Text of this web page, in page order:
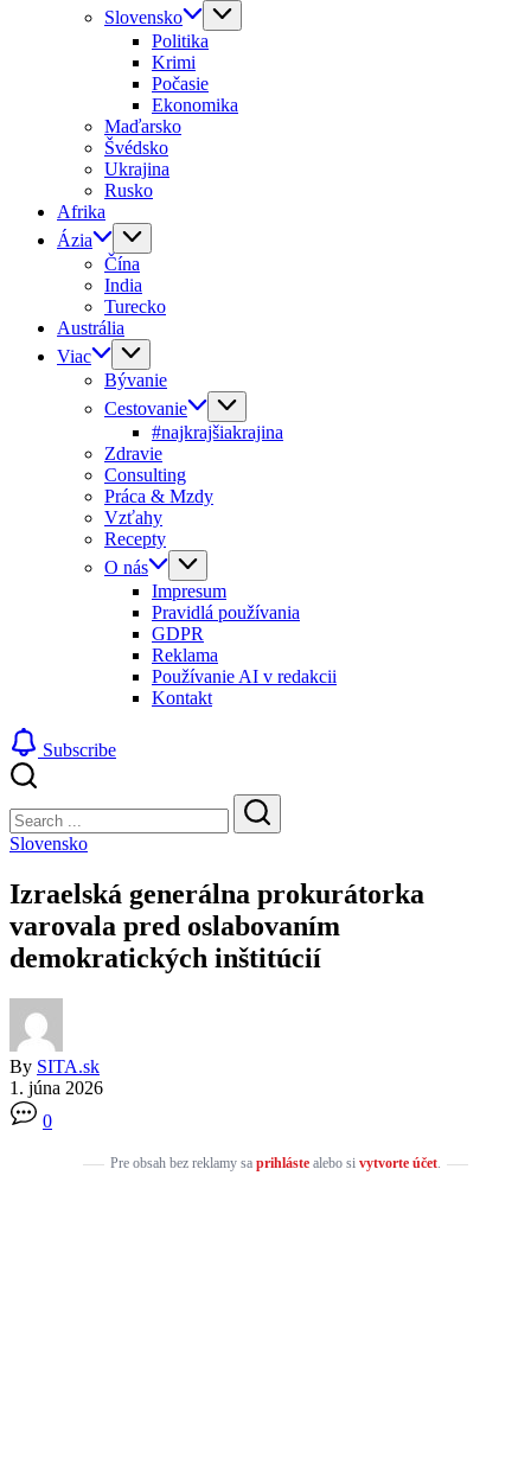
Slovensko
Politika
Krimi
Počasie
Ekonomika
Maďarsko
Švédsko
Ukrajina
Rusko
Afrika
Ázia
Čína
India
Turecko
Austrália
Viac
Bývanie
Cestovanie
#najkrajšiakrajina
Zdravie
Consulting
Práca & Mzdy
Vzťahy
Recepty
O nás
Impresum
Pravidlá používania
GDPR
Reklama
Používanie AI v redakcii
Kontakt
Subscribe
Search
Search
Slovensko
Izraelská generálna prokurátorka
varovala pred oslabovaním
demokratických inštitúcií
By SITA.sk
1. júna 2026
0
Pre obsah bez reklamy sa prihlástealebo si vytvorte účet.